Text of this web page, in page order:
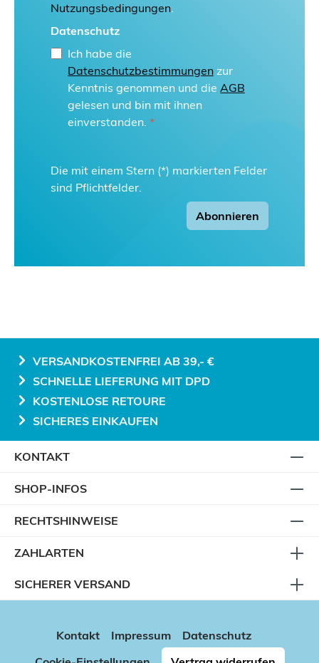
Nutzungsbedingungen.
Datenschutz
Ich habe die
Datenschutzbestimmungen zur
Kenntnis genommen und die AGB
gelesen und bin mit ihnen
einverstanden. *
Die mit einem Stern (*) markierten Felder
sind Pflichtfelder.
Abonnieren
VERSANDKOSTENFREI AB 39,- €
SCHNELLE LIEFERUNG MIT DPD
KOSTENLOSE RETOURE
SICHERES EINKAUFEN
KONTAKT
SHOP-INFOS
RECHTSHINWEISE
ZAHLARTEN
SICHERER VERSAND
Kontakt Impressum
Datenschutz